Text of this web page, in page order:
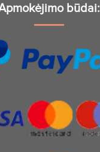
būdai: